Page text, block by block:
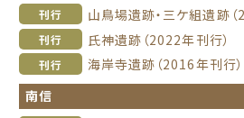
刊行 山鳥場遺跡・三ケ組遺跡（
刊行 氏神遺跡（2022年刊行）
刊行
海岸寺遺跡（2016年刊行）
南信